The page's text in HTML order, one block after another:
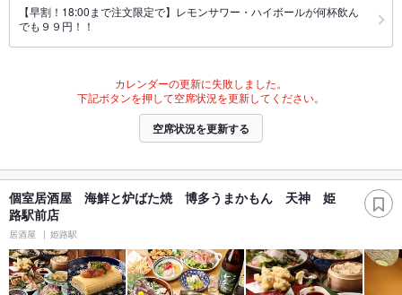
【早割！18:00まで注文限定で】レモンサワー・ハイボールが何杯飲ん
でも９９円！！
カレンダーの更新に失敗しました。
下記ボタンを押して空席状況を更新してください。
空席状況を更新する
個室居酒屋 海鮮と炉ばた焼 博多うまかもん 天神 姫
路駅前店
居酒屋 姫路駅